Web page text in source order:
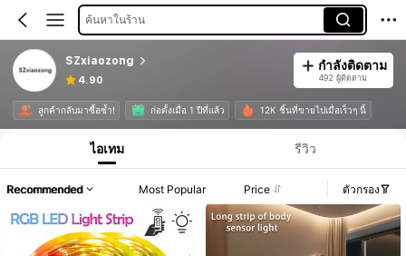
ค้นหาในร้าน
SZxiaozong
4.90
กำลังติดตาม
492 ผู้ติดตาม
ลูกค้ากลับมาซื้อซ้ำ! ก่อตั้งเมื่อ 1 ปีที่แล้ว 12K ชิ้นที่ขายไปเมื่อเร็วๆ นี้
ไอเทม รีวิว
Recommended Most Popular Price ตัวกรอง